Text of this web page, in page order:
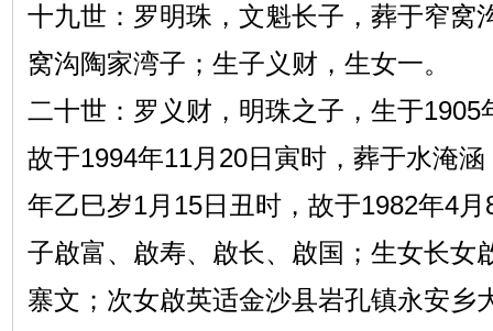
十九世：罗明珠，文魁长子，葬于窄窝
窝沟陶家湾子；生子义财，生女一。
二十世：罗义财，明珠之子，生于1905
故于1994年11月20日寅时，葬于水淹
年乙巳岁1月15日丑时，故于1982年4
子啟富、啟寿、啟长、啟国；生女长女
寨文；次女啟英适金沙县岩孔镇永安乡